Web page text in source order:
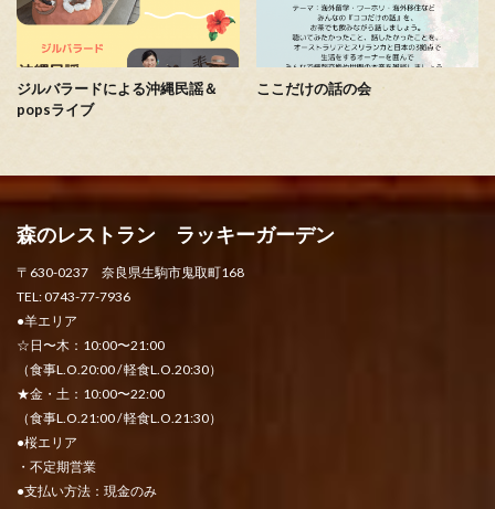
ジルバラードによる沖縄民謡＆
popsライブ
ここだけの話の会
森のレストラン ラッキーガーデン
〒630-0237 奈良県生駒市鬼取町168
TEL: 0743-77-7936
●羊エリア
☆日〜木：10:00〜21:00
（食事L.O.20:00 / 軽食L.O.20:30）
★金・土：10:00〜22:00
（食事L.O.21:00 / 軽食L.O.21:30）
●桜エリア
・不定期営業
●支払い方法：現金のみ